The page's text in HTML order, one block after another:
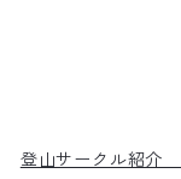
登山サークル紹介